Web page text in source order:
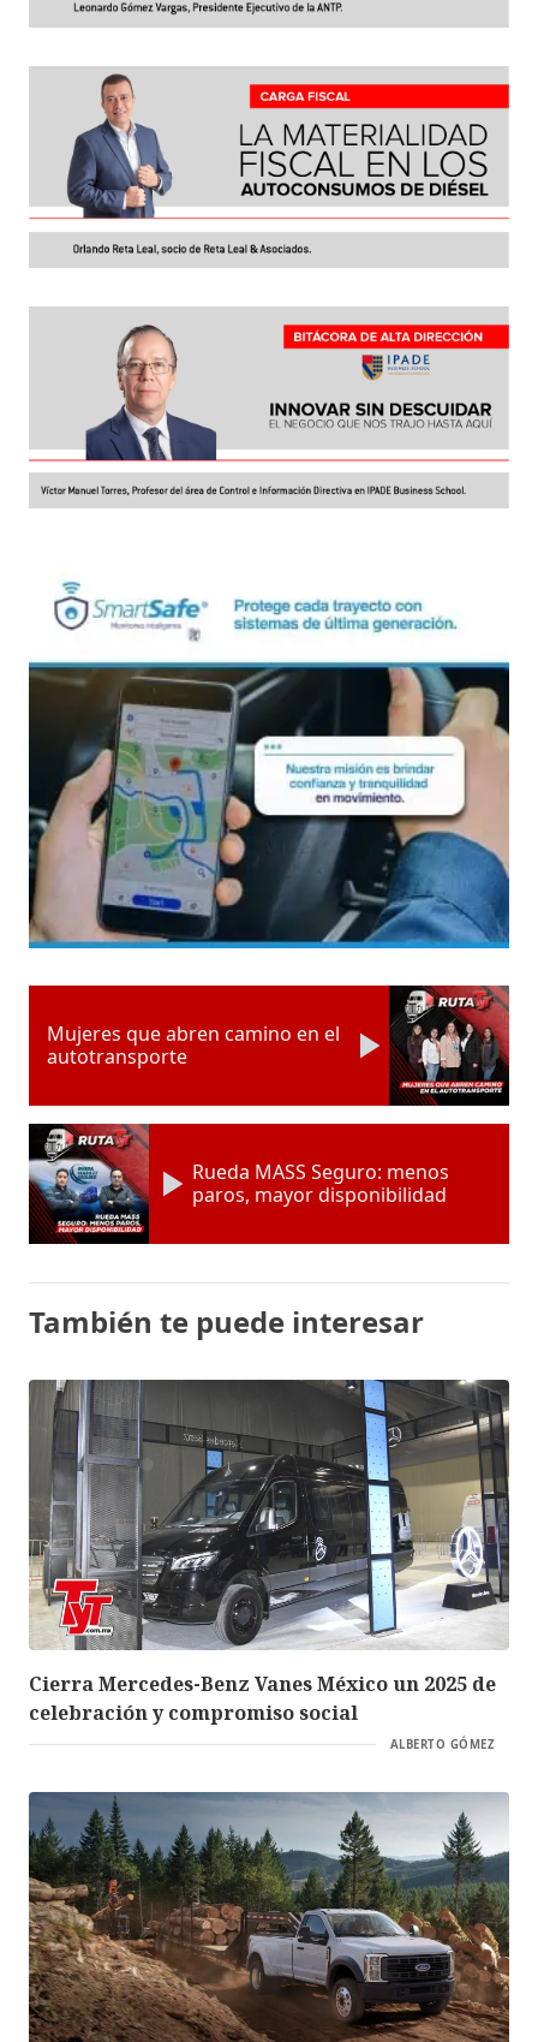
Mujeres que abren camino en el
autotransporte
Rueda MASS Seguro: menos
paros, mayor disponibilidad
También te puede interesar
Cierra Mercedes-Benz Vanes México un 2025 de
celebración y compromiso social
ALBERTO GÓMEZ